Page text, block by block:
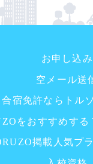
お申し込み
空メール送
合宿免許ならトル
をおすすめする
掲載人気プ